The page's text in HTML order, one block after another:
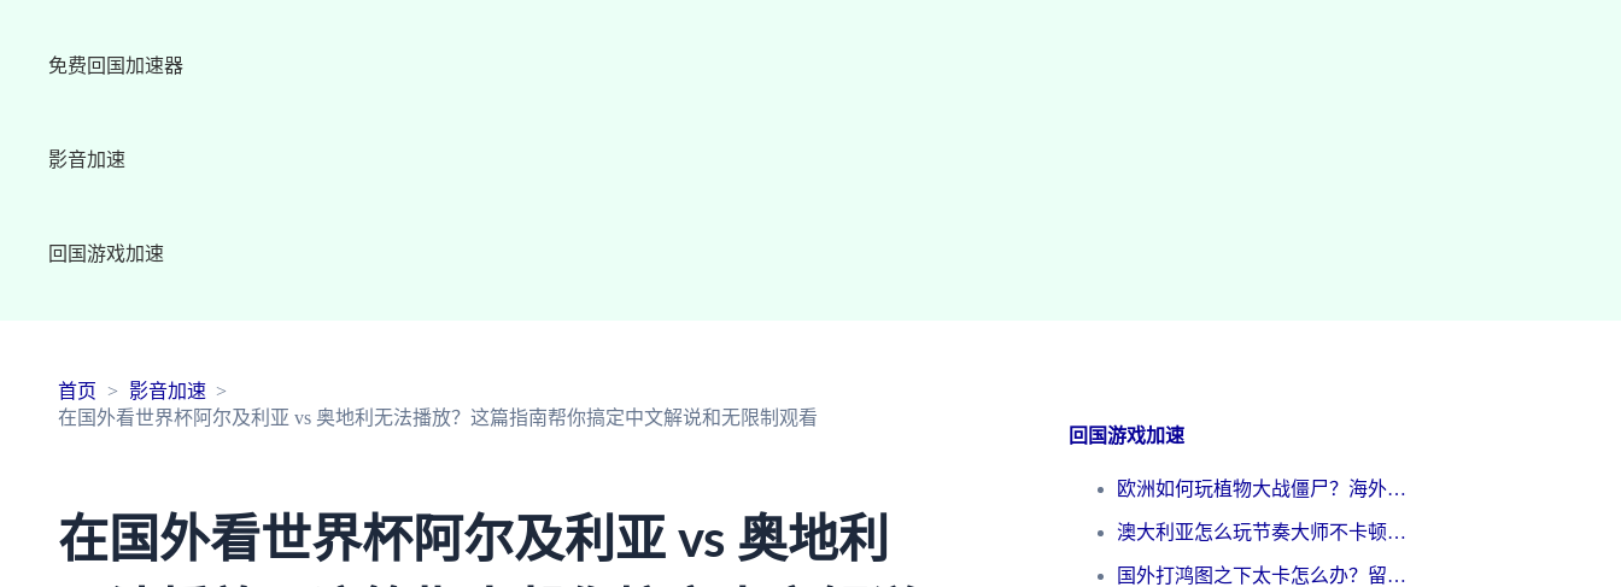
免费回国加速器
影音加速
回国游戏加速
首页
影音加速
在国外看世界杯阿尔及利亚 vs 奥地利无法播放？这篇指南帮你搞定中文解说和无限制观看
在国外看世界杯阿尔及利亚 vs 奥地利
回国游戏加速
欧洲如何玩植物大战僵尸？海外党国服游戏加速避坑指南（附实测对比）
澳大利亚怎么玩节奏大师不卡顿？海外党国服游戏加速终极指南
国外打鸿图之下太卡怎么办？留学生亲测有效的国服游戏加速方案